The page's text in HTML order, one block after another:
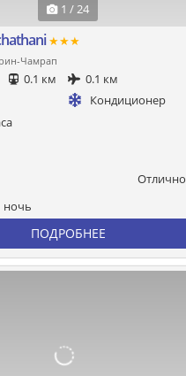
1 / 24
★★★
Чамрап
0.1 км
0.1 км
Кондиционер
Отлично
ночь
ПОДРОБНЕЕ